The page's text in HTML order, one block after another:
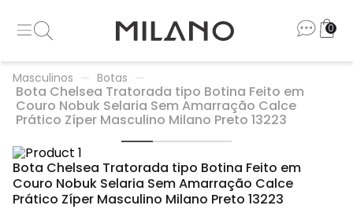
0
Masculinos Botas
Bota Chelsea Tratorada tipo Botina Feito em
Couro Nobuk Selaria Sem Amarração Calce
Prático Zíper Masculino Milano Preto 13223
Bota Chelsea Tratorada tipo Botina Feito em
Couro Nobuk Selaria Sem Amarração Calce
Prático Zíper Masculino Milano Preto 13223